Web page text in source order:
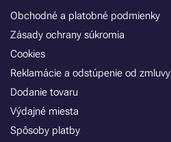
Obchodné a platobné podmienky
Zásady ochrany súkromia
Cookies
Reklamácie a odstúpenie od zmluvy
Dodanie tovaru
Výdajné miesta
Spôsoby platby